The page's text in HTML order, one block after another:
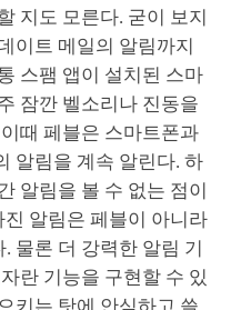
지도 모른다. 굳이 보지
이트 메일의 알림까지
스팸 앱이 설치된 스마
잠깐 벨소리나 진동을
때 페블은 스마트폰과
알림을 계속 알린다. 하
알림을 볼 수 없는 점이
알림은 페블이 아니라
물론 더 강력한 알림 기
란 기능을 구현할 수 있